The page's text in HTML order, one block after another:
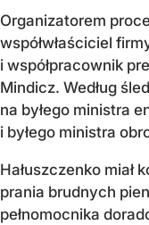
Organizatorem
współwłaściciel
i współpracownik
Mindicz. Według
na byłego ministra
i byłego ministra
Hałuszczenko miał
prania brudnych
pełnomocnika